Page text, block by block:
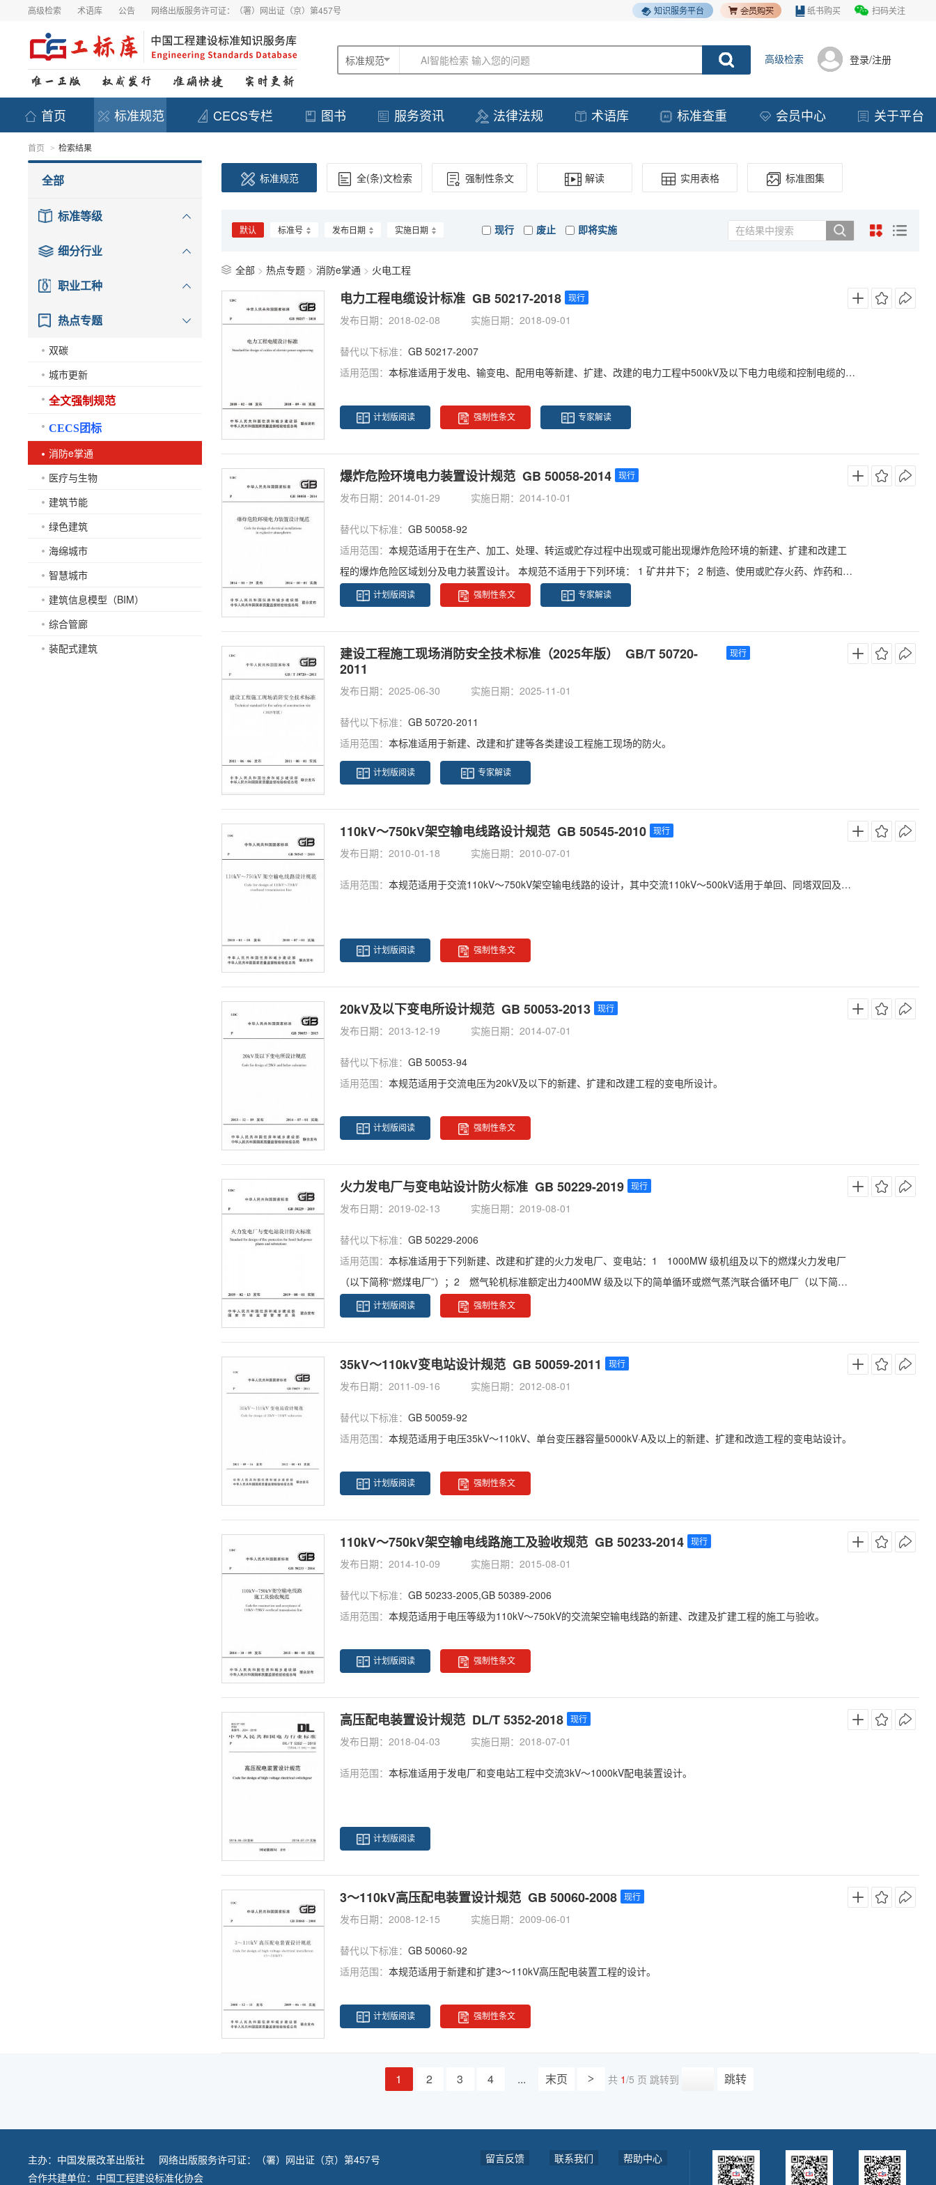
高级检索 术语库 公告 网络出版服务许可证：（署）网出证（京）第457号 知识服务平台 纸书购买 扫码关注
标准规范 AI智能检索 输入您的问题 高级检索 登录/注册
首页 标准规范 CECS专栏 图书 服务资讯 法律法规 术语库 标准查重 会员中心 关于平台
首页 > 检索结果
全部
标准等级
细分行业
职业工种
热点专题
双碳
城市更新
全文强制规范
CECS团标
消防e掌通
医疗与生物
建筑节能
绿色建筑
海绵城市
智慧城市
建筑信息模型（BIM）
综合管廊
装配式建筑
标准规范 全(条)文检索 强制性条文 解读 实用表格 标准图集
默认 标准号 发布日期 实施日期 现行 废止 即将实施
全部 > 热点专题 > 消防e掌通 > 火电工程
电力工程电缆设计标准 GB 50217-2018 现行
发布日期：2018-02-08 实施日期：2018-09-01
替代以下标准： GB 50217-2007
适用范围： 本标准适用于发电、输变电、配用电等新建、扩建、改建的电力工程中500kV及以下电力电缆和控制电缆的选择与敷设设计。
计划版阅读 强制性条文 专家解读
爆炸危险环境电力装置设计规范 GB 50058-2014 现行
发布日期：2014-01-29 实施日期：2014-10-01
替代以下标准： GB 50058-92
适用范围： 本规范适用于在生产、加工、处理、转运或贮存过程中出现或可能出现爆炸危险环境的新建、扩建和改建工
程的爆炸危险区域划分及电力装置设计。 本规范不适用于下列环境： 1 矿井井下； 2 制造、使用或贮存火药、炸药和起
爆药、引信及火工品生产等的环境； 3 利用电能进行生产并与生产工艺过程直接关联的电解、电镀等电力装置区域； 4
以加味天然气作燃料进行采暖、空调、烹饪、洗衣以及类似的管线系统； 7 医疗室内； 8 灾难性事故。
计划版阅读 强制性条文 专家解读
建设工程施工现场消防安全技术标准（2025年版） GB/T 50720-
2011
现行
发布日期：2025-06-30 实施日期：2025-11-01
替代以下标准： GB 50720-2011
适用范围： 本标准适用于新建、改建和扩建等各类建设工程施工现场的防火。
计划版阅读 专家解读
110kV～750kV架空输电线路设计规范 GB 50545-2010 现行
发布日期：2010-01-18 实施日期：2010-07-01
适用范围： 本规范适用于交流110kV～750kV架空输电线路的设计，其中交流110kV～500kV适用于单回、同塔双回及同塔多回输电线路设计，交流750kV适用于单回输电线路设计。
计划版阅读 强制性条文
20kV及以下变电所设计规范 GB 50053-2013 现行
发布日期：2013-12-19 实施日期：2014-07-01
替代以下标准： GB 50053-94
适用范围： 本规范适用于交流电压为20kV及以下的新建、扩建和改建工程的变电所设计。
计划版阅读 强制性条文
火力发电厂与变电站设计防火标准 GB 50229-2019 现行
发布日期：2019-02-13 实施日期：2019-08-01
替代以下标准： GB 50229-2006
适用范围： 本标准适用于下列新建、改建和扩建的火力发电厂、变电站：1 1000MW 级机组及以下的燃煤火力发电厂
（以下简称“燃煤电厂”）；2 燃气轮机标准额定出力400MW 级及以下的简单循环或燃气蒸汽联合循环电厂（以下简称
为“燃机电厂”）；3 电压为1000kV级及以下的变电站、换流站。
计划版阅读 强制性条文
35kV～110kV变电站设计规范 GB 50059-2011 现行
发布日期：2011-09-16 实施日期：2012-08-01
替代以下标准： GB 50059-92
适用范围： 本规范适用于电压35kV～110kV、单台变压器容量5000kV·A及以上的新建、扩建和改造工程的变电站设计。
计划版阅读 强制性条文
110kV～750kV架空输电线路施工及验收规范 GB 50233-2014 现行
发布日期：2014-10-09 实施日期：2015-08-01
替代以下标准： GB 50233-2005,GB 50389-2006
适用范围： 本规范适用于电压等级为110kV～750kV的交流架空输电线路的新建、改建及扩建工程的施工与验收。
计划版阅读 强制性条文
高压配电装置设计规范 DL/T 5352-2018 现行
发布日期：2018-04-03 实施日期：2018-07-01
适用范围： 本标准适用于发电厂和变电站工程中交流3kV～1000kV配电装置设计。
计划版阅读
3～110kV高压配电装置设计规范 GB 50060-2008 现行
发布日期：2008-12-15 实施日期：2009-06-01
替代以下标准： GB 50060-92
适用范围： 本规范适用于新建和扩建3～110kV高压配电装置工程的设计。
计划版阅读 强制性条文
1 2 3 4 ... 末页 > 共 1/5 页 跳转到 跳转
主办： 中国发展改革出版社
网络出版服务许可证：（署）网出证（京）第457号
合作共建单位： 中国工程建设标准化协会
留言反馈 联系我们 帮助中心